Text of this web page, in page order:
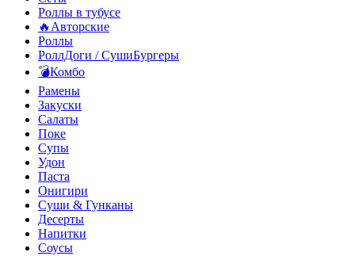
Роллы в тубусе
🔥Авторские
Роллы
РоллДоги / СушиБургеры
💣Комбо
Рамены
Закуски
Салаты
Поке
Супы
Удон
Паста
Онигири
Суши & Гунканы
Десерты
Напитки
Соусы